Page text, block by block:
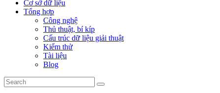
Cơ sở dữ liệu
Tổng hợp
Công nghệ
Thủ thuật, bí kíp
Cấu trúc dữ liệu giải thuật
Kiểm thử
Tài liệu
Blog